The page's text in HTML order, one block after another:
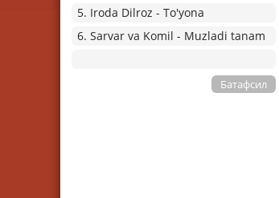
5. Iroda Dilroz - To'yona
6. Sarvar va Komil - Muzladi tanam
Батафсил